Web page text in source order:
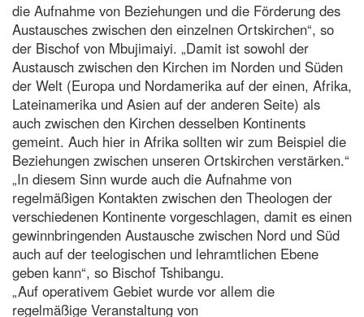
die Aufnahme von Beziehungen und die Förderung des
Austausches zwischen den einzelnen Ortskirchen“, so
der Bischof von Mbujimaiyi. „Damit ist sowohl der
Austausch zwischen den Kirchen im Norden und Süden
der Welt (Europa und Nordamerika auf der einen, Afrika,
Lateinamerika und Asien auf der anderen Seite) als
auch zwischen den Kirchen desselben Kontinents
gemeint. Auch hier in Afrika sollten wir zum Beispiel die
Beziehungen zwischen unseren Ortskirchen verstärken.“
„In diesem Sinn wurde auch die Aufnahme von
regelmäßigen Kontakten zwischen den Theologen der
verschiedenen Kontinente vorgeschlagen, damit es einen
gewinnbringenden Austausche zwischen Nord und Süd
auch auf der teelogischen und lehramtlichen Ebene
geben kann“, so Bischof Tshibangu.
„Auf operativem Gebiet wurde vor allem die
regelmäßige Veranstaltung von